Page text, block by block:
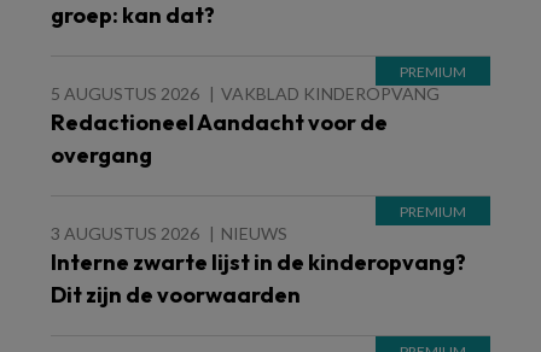
groep: kan dat?
5 AUGUSTUS 2026 VAKBLAD KINDEROPVANG
Redactioneel Aandacht voor de
overgang
3 AUGUSTUS 2026 NIEUWS
Interne zwarte lijst in de kinderopvang?
Dit zijn de voorwaarden